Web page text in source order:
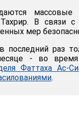
массовые
В связи
мер
последний раз
- во время
Фаттаха Ас-
.